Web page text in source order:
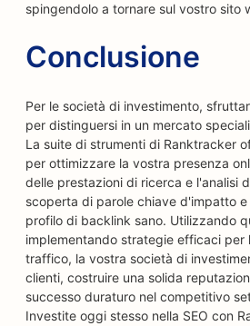
spingendolo a tornare sul vostro sito
Conclusione
Per le società di investimento,
per distinguersi in un mercato
La suite di strumenti di Ranktracker
per ottimizzare la vostra presenza
delle prestazioni di ricerca e l'analisi
scoperta di parole chiave d'impatto
profilo di backlink sano. Utilizzando
implementando strategie efficaci per
traffico, la vostra società di
clienti, costruire una solida
successo duraturo nel competitivo
Investite oggi stesso nella SEO con